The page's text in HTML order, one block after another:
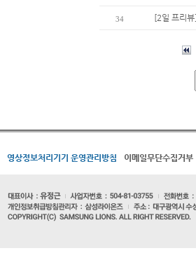
34 [2일 프리
영상정보처리기기 운영관리방침 이메일무단수집거부